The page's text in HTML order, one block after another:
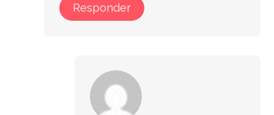
Responder